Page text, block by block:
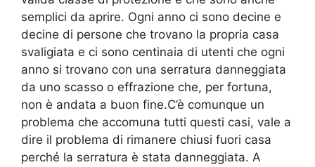
semplici da aprire. Ogni anno ci sono decine e
decine di persone che trovano la propria casa
svaligiata e ci sono centinaia di utenti che ogni
anno si trovano con una serratura danneggiata
da uno scasso o effrazione che, per fortuna,
non è andata a buon fine.C’è comunque un
problema che accomuna tutti questi casi, vale a
dire il problema di rimanere chiusi fuori casa
perché la serratura è stata danneggiata. A